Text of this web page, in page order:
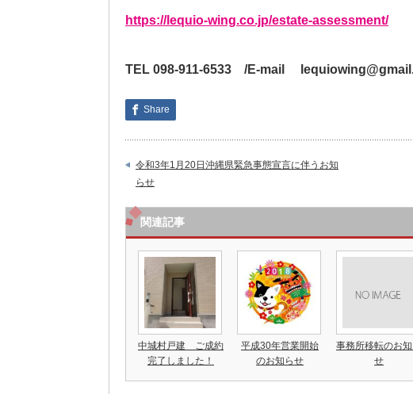
https://lequio-wing.co.jp/estate-assessment/
TEL 098-911-6533 /E-mail
Share
令和3年1月20日沖縄県緊急事態宣言に伴うお知
らせ
関連記事
中城村戸建 ご成約
完了しました！
平成30年営業開始
のお知らせ
事務所移転のお知
せ